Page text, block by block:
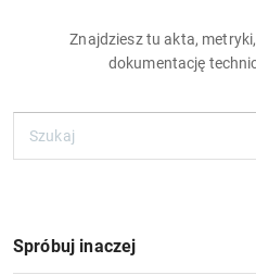
Znajdziesz tu akta,
dokumentację
Spróbuj inaczej